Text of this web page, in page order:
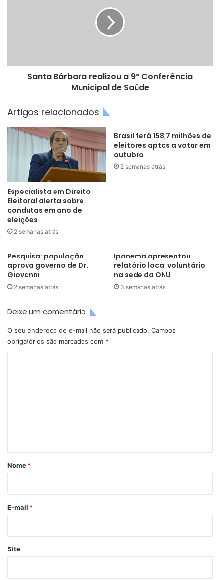
Saúde
Santa Bárbara realizou a 9ª Conferência
Municipal de Saúde
Artigos relacionados
Especialista em Direito
Eleitoral alerta sobre
condutas em ano de
eleições
2 semanas atrás
Brasil terá 158,7 milhões de
eleitores aptos a votar em
outubro
2 semanas atrás
Pesquisa: população
aprova governo de Dr.
Giovanni
2 semanas atrás
Ipanema apresentou
relatório local voluntário
na sede da ONU
3 semanas atrás
Deixe um comentário
O seu endereço de e-mail não será publicado. Campos
obrigatórios são marcados com *
r
*
Nome *
E-mail *
Site